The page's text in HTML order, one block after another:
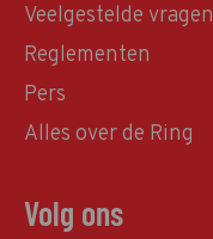
Veelgestelde vragen
Reglementen
Pers
Alles over de Ring
Volg ons